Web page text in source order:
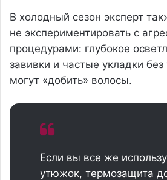
В холодный сезон эксперт
не экспериментировать с
процедурами: глубокое
завивки и частые укладки
могут «добить» волосы.
Если вы все же
утюжок, термозащита